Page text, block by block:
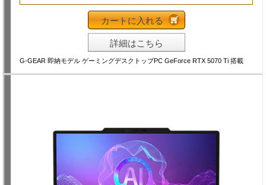
カートに入れる
詳細はこちら
G-GEAR 即納モデル ゲーミングデスクトップPC GeForce RTX 5070 Ti 搭載